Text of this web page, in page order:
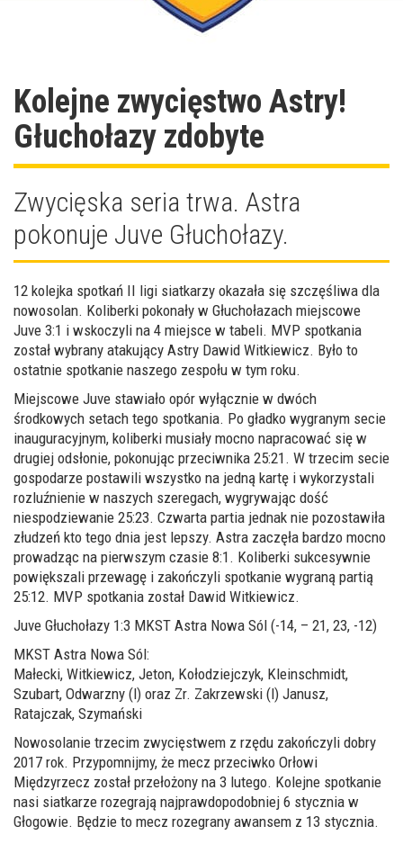
Kolejne zwycięstwo Astry!
Głuchołazy zdobyte
Zwycięska seria trwa. Astra
pokonuje Juve Głuchołazy.
12 kolejka spotkań II ligi siatkarzy okazała się szczęśliwa dla
nowosolan. Koliberki pokonały w Głuchołazach miejscowe
Juve 3:1 i wskoczyli na 4 miejsce w tabeli. MVP spotkania
został wybrany atakujący Astry Dawid Witkiewicz. Było to
ostatnie spotkanie naszego zespołu w tym roku.
Miejscowe Juve stawiało opór wyłącznie w dwóch
środkowych setach tego spotkania. Po gładko wygranym secie
inauguracyjnym, koliberki musiały mocno napracować się w
drugiej odsłonie, pokonując przeciwnika 25:21. W trzecim secie
gospodarze postawili wszystko na jedną kartę i wykorzystali
rozluźnienie w naszych szeregach, wygrywając dość
niespodziewanie 25:23. Czwarta partia jednak nie pozostawiła
złudzeń kto tego dnia jest lepszy. Astra zaczęła bardzo mocno
prowadząc na pierwszym czasie 8:1. Koliberki sukcesywnie
powiększali przewagę i zakończyli spotkanie wygraną partią
25:12. MVP spotkania został Dawid Witkiewicz.
Juve Głuchołazy 1:3 MKST Astra Nowa Sól (-14, – 21, 23, -12)
MKST Astra Nowa Sól:
Małecki, Witkiewicz, Jeton, Kołodziejczyk, Kleinschmidt,
Szubart, Odwarzny (l) oraz Zr. Zakrzewski (l) Janusz,
Ratajczak, Szymański
Nowosolanie trzecim zwycięstwem z rzędu zakończyli dobry
2017 rok. Przypomnijmy, że mecz przeciwko Orłowi
Międzyrzecz został przełożony na 3 lutego. Kolejne spotkanie
nasi siatkarze rozegrają najprawdopodobniej 6 stycznia w
Głogowie. Będzie to mecz rozegrany awansem z 13 stycznia.